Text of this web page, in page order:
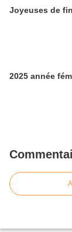
Joyeuses de
2025 année